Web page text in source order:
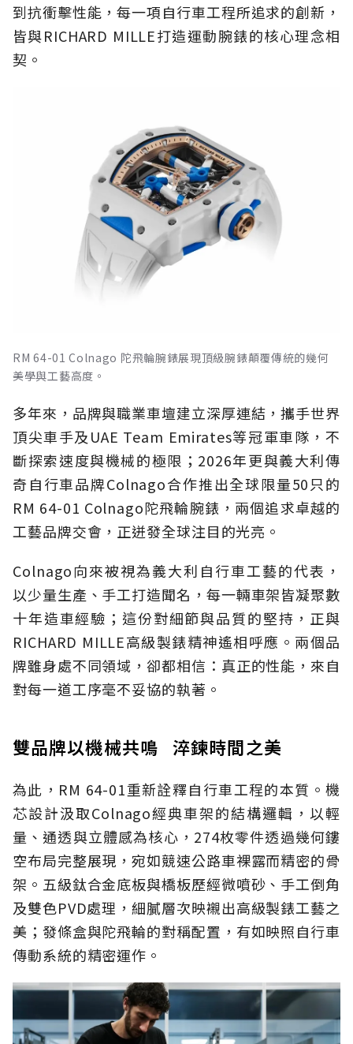
到抗衝擊性能，每一項自行車工程所追求的創新，
皆與RICHARD MILLE打造運動腕錶的核心理念相
契。
RM 64-01 Colnago 陀飛輪腕錶展現頂級腕錶顛覆傳統的幾何
美學與工藝高度。
多年來，品牌與職業車壇建立深厚連結，攜手世界
頂尖車手及UAE Team Emirates等冠軍車隊，不
斷探索速度與機械的極限；2026年更與義大利傳
奇自行車品牌Colnago合作推出全球限量50只的
RM 64-01 Colnago陀飛輪腕錶，兩個追求卓越的
工藝品牌交會，正迸發全球注目的光亮。
Colnago向來被視為義大利自行車工藝的代表，
以少量生產、手工打造聞名，每一輛車架皆凝聚數
十年造車經驗；這份對細節與品質的堅持，正與
RICHARD MILLE高級製錶精神遙相呼應。兩個品
牌雖身處不同領域，卻都相信：真正的性能，來自
對每一道工序毫不妥協的執著。
雙品牌以機械共鳴 淬鍊時間之美
為此，RM 64-01重新詮釋自行車工程的本質。機
芯設計汲取Colnago經典車架的結構邏輯，以輕
量、通透與立體感為核心，274枚零件透過幾何鏤
空布局完整展現，宛如競速公路車裸露而精密的骨
架。五級鈦合金底板與橋板歷經微噴砂、手工倒角
及雙色PVD處理，細膩層次映襯出高級製錶工藝之
美；發條盒與陀飛輪的對稱配置，有如映照自行車
傳動系統的精密運作。